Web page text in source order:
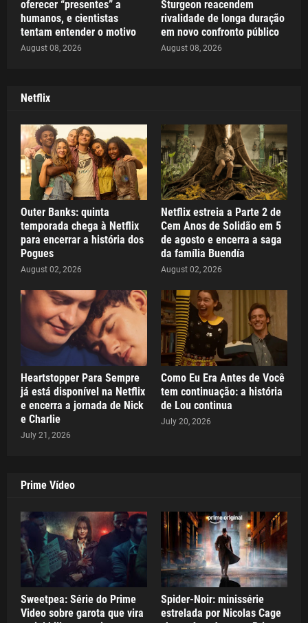
oferecer “presentes” a
humanos, e cientistas
tentam entender o motivo
August 08, 2026
Sturgeon reacendem
rivalidade de longa duração
em novo confronto público
August 08, 2026
Netflix
Outer Banks: quinta
temporada chega à Netflix
para encerrar a história dos
Pogues
August 02, 2026
Netflix estreia a Parte 2 de
Cem Anos de Solidão em 5
de agosto e encerra a saga
da família Buendía
August 02, 2026
Heartstopper Para Sempre
já está disponível na Netflix
e encerra a jornada de Nick
e Charlie
July 21, 2026
Como Eu Era Antes de Você
tem continuação: a história
de Lou continua
July 20, 2026
Prime Vídeo
Sweetpea: Série do Prime
Video sobre garota que vira
Spider-Noir: minissérie
estrelada por Nicolas Cage